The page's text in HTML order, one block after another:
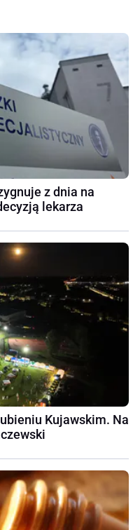
z dnia na
lekarza
Kujawskim. Na